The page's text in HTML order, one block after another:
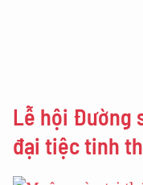
Lễ hội Đường
đại tiệc tinh